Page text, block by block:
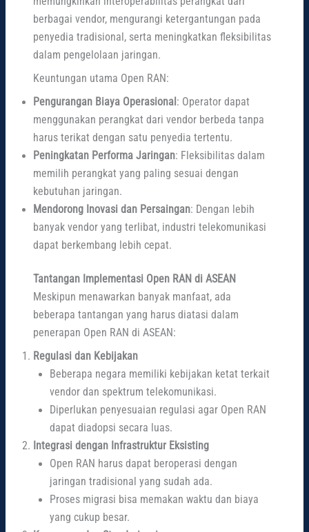
berbagai vendor, mengurangi ketergantungan pada
penyedia tradisional, serta meningkatkan fleksibilitas
dalam pengelolaan jaringan.
Keuntungan utama Open RAN:
Pengurangan Biaya Operasional : Operator dapat
menggunakan perangkat dari vendor berbeda tanpa
harus terikat dengan satu penyedia tertentu.
Peningkatan Performa Jaringan: Fleksibilitas dalam
memilih perangkat yang paling sesuai dengan
kebutuhan jaringan.
Mendorong Inovasi dan Persaingan: Dengan lebih
banyak vendor yang terlibat, industri telekomunikasi
dapat berkembang lebih cepat.
Tantangan Implementasi Open RAN di ASEAN
Meskipun menawarkan banyak manfaat, ada
beberapa tantangan yang harus diatasi dalam
penerapan Open RAN di ASEAN:
Regulasi dan Kebijakan
Beberapa negara memiliki kebijakan ketat terkait
vendor dan spektrum telekomunikasi.
Diperlukan penyesuaian regulasi agar Open RAN
dapat diadopsi secara luas.
Integrasi dengan Infrastruktur Eksisting
Open RAN harus dapat beroperasi dengan
jaringan tradisional yang sudah ada.
Proses migrasi bisa memakan waktu dan biaya
yang cukup besar.